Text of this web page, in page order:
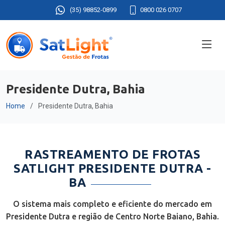
(35) 98852-0899 0800 026 0707
Presidente Dutra, Bahia
Home Presidente Dutra, Bahia
RASTREAMENTO DE FROTAS
SATLIGHT PRESIDENTE DUTRA -
BA
O sistema mais completo e eficiente do mercado em
Presidente Dutra e região de Centro Norte Baiano, Bahia.